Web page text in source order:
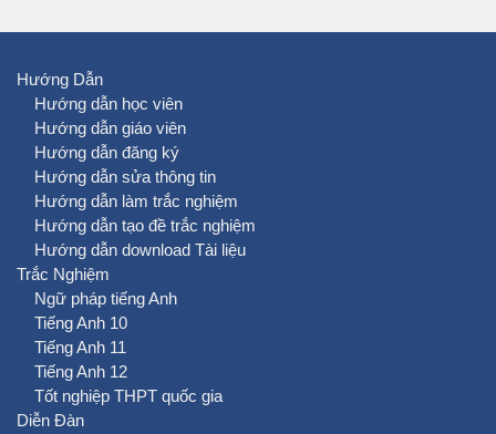
Hướng Dẫn
Hướng dẫn học viên
Hướng dẫn giáo viên
Hướng dẫn đăng ký
Hướng dẫn sửa thông tin
Hướng dẫn làm trắc nghiệm
Hướng dẫn tạo đề trắc nghiệm
Hướng dẫn download Tài liệu
Trắc Nghiệm
Ngữ pháp tiếng Anh
Tiếng Anh 10
Tiếng Anh 11
Tiếng Anh 12
Tốt nghiệp THPT quốc gia
Diễn Đàn